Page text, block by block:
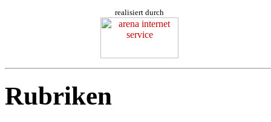
realisiert durch
Rubriken